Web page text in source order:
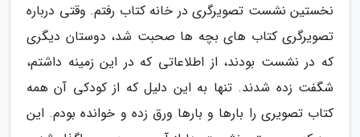
نخستین نشست تصویرگری در خانه کتاب رفتم. وقتی درباره
تصویرگری کتاب های بچه ها صحبت شد، دوستان دیگری
که در نشست بودند، از اطلاعاتی که در این زمینه داشتم،
شگفت زده شدند. تنها به این دلیل که از کودکی آن همه
کتاب تصویری را بارها و بارها ورق زده و خوانده بودم. این